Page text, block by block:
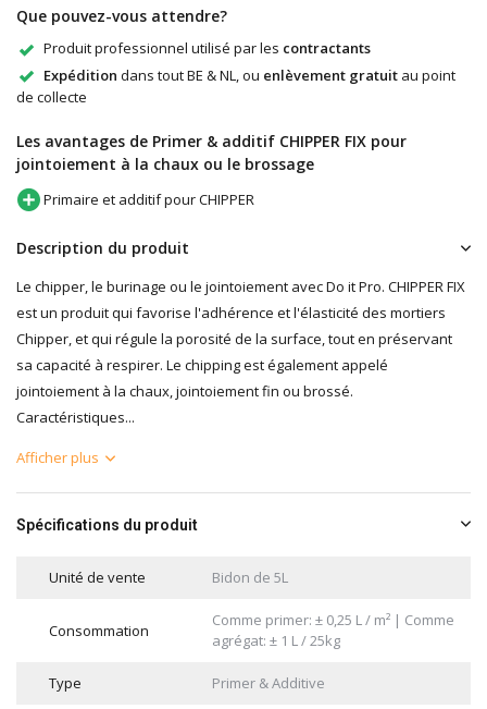
Que pouvez-vous attendre?
Produit professionnel utilisé par les contractants
Expédition dans tout BE & NL, ou enlèvement gratuit au point
de collecte
Les avantages de Primer & additif CHIPPER FIX pour
jointoiement à la chaux ou le brossage
Primaire et additif pour CHIPPER
Description du produit
Le chipper, le burinage ou le jointoiement avec Do it Pro. CHIPPER FIX
est un produit qui favorise l'adhérence et l'élasticité des mortiers
Chipper, et qui régule la porosité de la surface, tout en préservant
sa capacité à respirer. Le chipping est également appelé
jointoiement à la chaux, jointoiement fin ou brossé.
Caractéristiques...
Afficher plus
Spécifications du produit
Unité de vente Bidon de 5L
Consommation
Comme primer: ± 0,25 L / m² | Comme
agrégat: ± 1 L / 25kg
Type Primer & Additive